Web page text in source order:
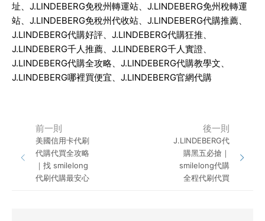
址、 J.LINDEBERG免稅州轉運站、 J.LINDEBERG免州稅轉運
站、 J.LINDEBERG免稅州代收站、 J.LINDEBERG代購推薦、
J.LINDEBERG代購好評、 J.LINDEBERG代購狂推、
J.LINDEBERG千人推薦、 J.LINDEBERG千人實證、
J.LINDEBERG代購全攻略、 J.LINDEBERG代購教學文、
J.LINDEBERG哪裡買便宜、 J.LINDEBERG官網代購
前一則
美國信用卡代刷
代購代買全攻略
｜找 smilelong
代刷代購最安心
後一則
J.LINDEBERG代
購黑五必搶｜
smilelong代購
全程代刷代買